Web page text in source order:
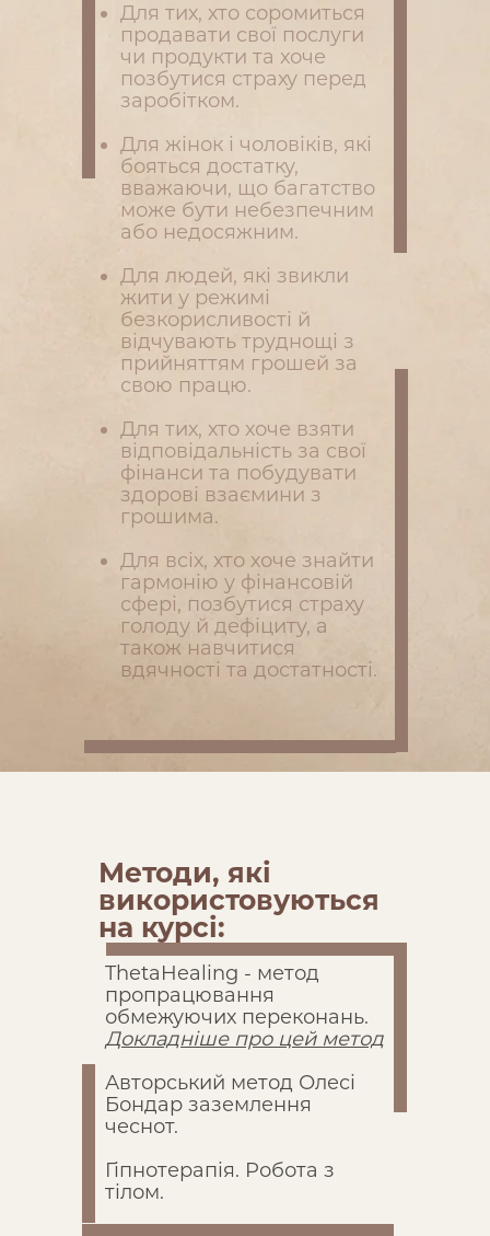
Для тих, хто соромиться
продавати свої послуги
чи продукти та хоче
позбутися страху перед
заробітком.
Для жінок і чоловіків, які
бояться достатку,
вважаючи, що багатство
може бути небезпечним
або недосяжним.
Для людей, які звикли
жити у режимі
безкорисливості й
відчувають труднощі з
прийняттям грошей за
свою працю.
Для тих, хто хоче взяти
відповідальність за свої
фінанси та побудувати
здорові взаємини з
грошима.
Для всіх, хто хоче знайти
гармонію у фінансовій
сфері, позбутися страху
голоду й дефіциту, а
також навчитися
вдячності та достатності.
Методи, які
використовуються
на курсі:
ThetaHealing - метод
пропрацювання
обмежуючих переконань.
Докладніше про цей метод
Авторський метод Олесі
Бондар заземлення
чеснот.
Гіпнотерапія. Робота з
тілом.
Докладніше про цей метод